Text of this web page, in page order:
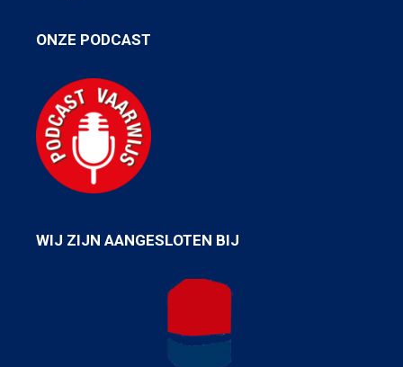
ONZE PODCAST
WIJ ZIJN AANGESLOTEN BIJ